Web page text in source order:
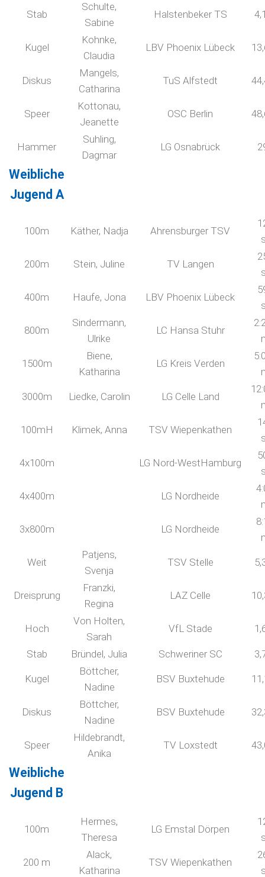
Stab
Schulte,
Sabine
Halstenbeker TS
Kugel
Kohnke,
Claudia
LBV Phoenix Lübeck
Diskus
Mangels,
Catharina
TuS Alfstedt
Speer
Kottonau,
Jeanette
OSC Berlin
Hammer
Suhling,
Dagmar
LG Osnabrück
Weibliche
Jugend A
100m Käther, Nadja Ahrensburger TSV
200m Stein, Juline TV Langen
400m Haufe, Jona LBV Phoenix Lübeck
800m
Sindermann,
Ulrike
LC Hansa Stuhr
1500m
Biene,
Katharina
LG Kreis Verden
3000m Liedke, Carolin LG Celle Land
100mH Klimek, Anna TSV Wiepenkathen
4x100m LG Nord-WestHamburg
4x400m LG Nordheide
3x800m LG Nordheide
Weit
Patjens,
Svenja
TSV Stelle
Dreisprung
Franzki,
Regina
LAZ Celle
Hoch
Von Holten,
Sarah
VfL Stade
Stab Bründel, Julia Schweriner SC
Kugel
Böttcher,
Nadine
BSV Buxtehude
Diskus
Böttcher,
Nadine
BSV Buxtehude
Speer
Hildebrandt,
Anika
TV Loxstedt
Weibliche
Jugend B
100m
Hermes,
Theresa
LG Emstal Dörpen
200 m
Alack,
Katharina
TSV Wiepenkathen